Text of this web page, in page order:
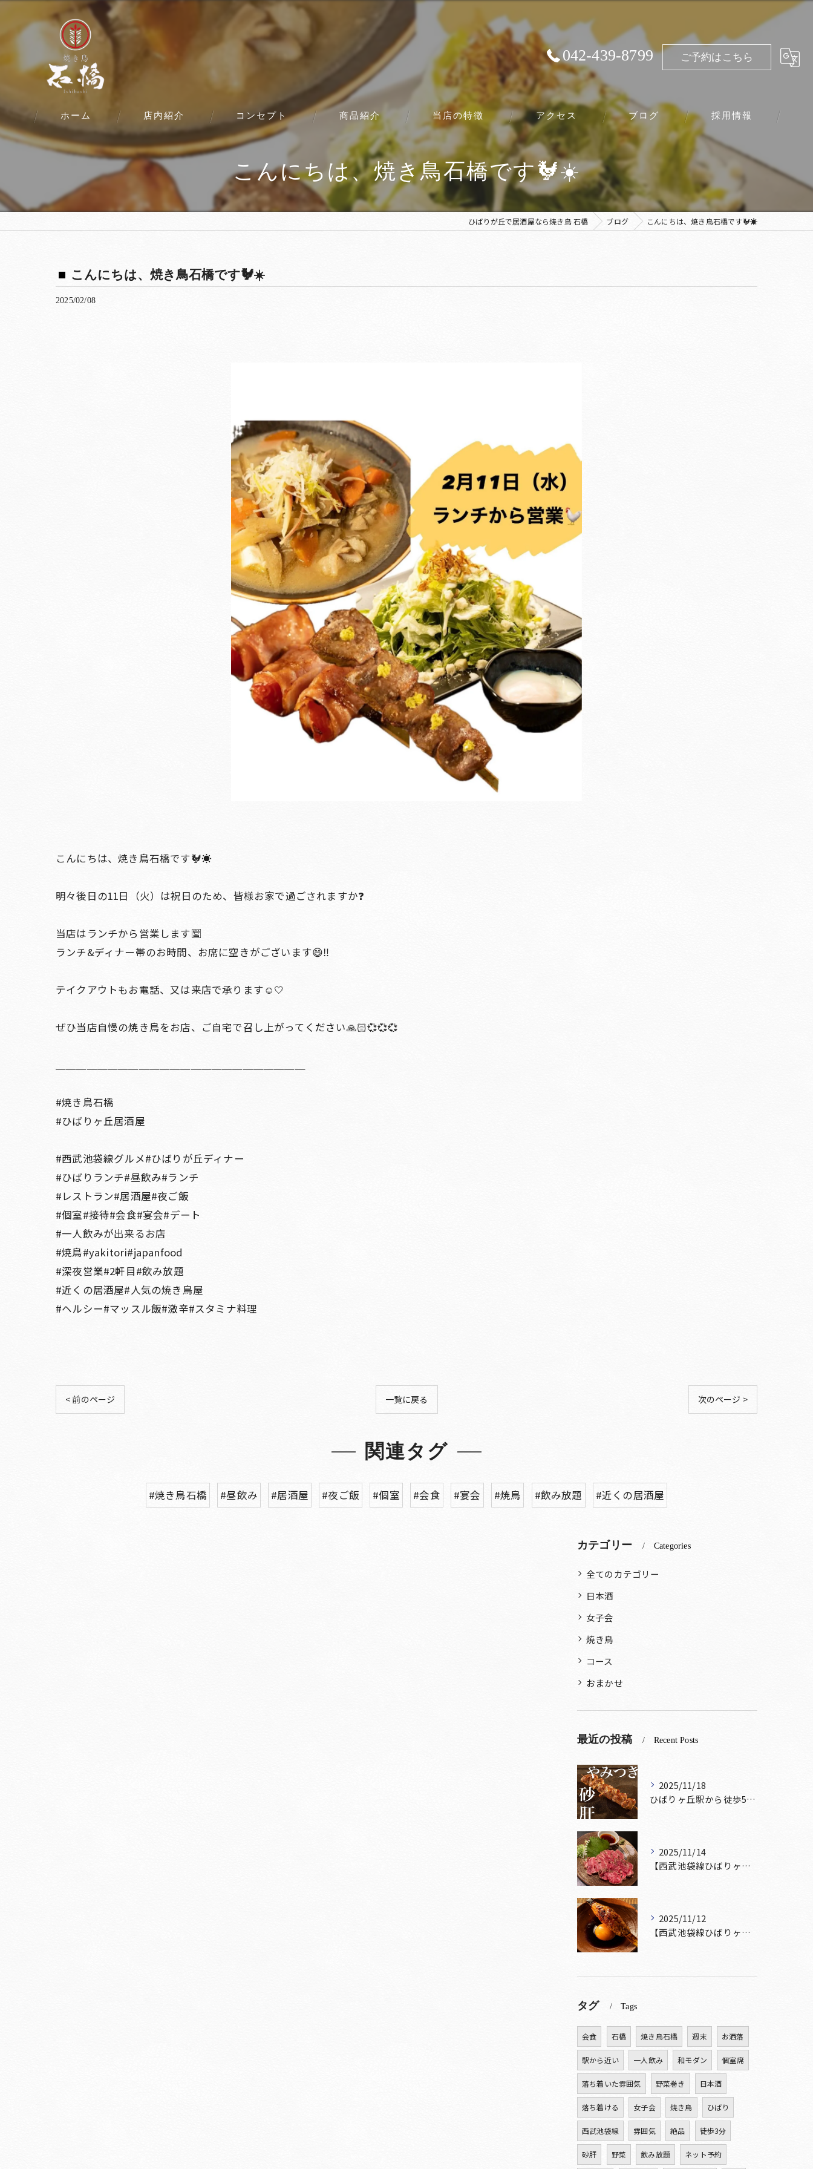
042-439-8799 ご予約はこちら
ホーム 店内紹介 コンセプト 商品紹介 当店の特徴
コース
アクセス ブログ 採用情報
こんにちは、焼き鳥石橋です🐓☀️
ひばりが丘で居酒屋なら焼き鳥 石橋 ブログ こんにちは、焼き鳥石橋です🐓☀️
こんにちは、焼き鳥石橋です🐓☀️
2025/02/08
こんにちは、焼き鳥石橋です🐓☀️
明々後日の11日（火）は祝日のため、皆様お家で過ごされますか❓
当店はランチから営業します🈺
ランチ&ディナー帯のお時間、お席に空きがございます😄‼️
テイクアウトもお電話、又は来店で承ります☺️🤍
ぜひ当店自慢の焼き鳥をお店、ご自宅で召し上がってください🙏🏻💞💞💞
#焼き鳥石橋
#ひばりヶ丘居酒屋
#西武池袋線グルメ#ひばりが丘ディナー
#ひばりランチ#昼飲み#ランチ
#レストラン#居酒屋#夜ご飯
#個室#接待#会食#宴会#デート
#一人飲みが出来るお店
#焼鳥#yakitori#japanfood
#深夜営業#2軒目#飲み放題
#近くの居酒屋#人気の焼き鳥屋
#ヘルシー#マッスル飯#激辛#スタミナ料理
< 前のページ 一覧に戻る 次のページ >
関連タグ
#焼き鳥石橋 #昼飲み #居酒屋 #夜ご飯 #個室 #会食 #宴会 #焼鳥 #飲み放題 #近くの居酒屋
カテゴリー Categories
全てのカテゴリー
日本酒
女子会
焼き鳥
コース
おまかせ
最近の投稿 Recent Posts
2025/11/18
ひばりヶ丘駅から徒歩5分🚶‍♀️雰囲気の良い居酒屋をお探しな...
2025/11/14
【西武池袋線ひばりヶ丘駅】から徒歩5分🚶
2025/11/12
【西武池袋線ひばりヶ丘駅】から徒歩5分圏内🚶‍♀️！
タグ Tags
会食 石橋 焼き鳥石橋 週末 お洒落
駅から近い 一人飲み 和モダン 個室席
落ち着いた雰囲気 野菜巻き 日本酒
落ち着ける 女子会 焼き鳥 ひばり
西武池袋線 雰囲気 絶品 徒歩3分
砂肝 野菜 飲み放題 ネット予約